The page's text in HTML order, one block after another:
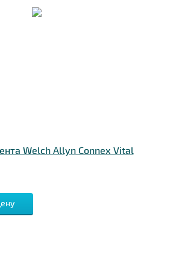
Welch Allyn Connex Vital